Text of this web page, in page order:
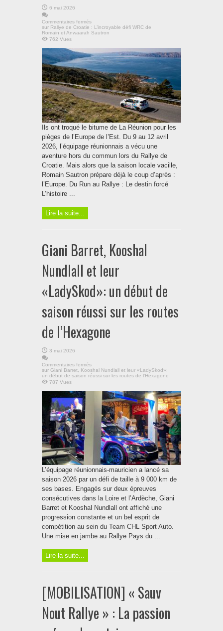
6 mai 2026
Commentaires fermés
sur Rallye de Croatie : L’incroyable défi WRC de
Romain et Anwaarah Sautron
762 Vues
Ils ont troqué le bitume de La Réunion pour les
pièges de l’Europe de l’Est. Du 9 au 12 avril
2026, l’équipage réunionnais a vécu une
aventure hors du commun lors du Rallye de
Croatie. Mais alors que la saison locale vacille,
Romain Sautron prépare déjà le coup d’après :
l’Europe. Du Run au Rallye : Le destin forcé
L’histoire ...
Lire la suite...
Giani Barret, Kooshal
Nundlall et leur
«LadySkod»: un début de
saison réussi sur les routes
de l’Hexagone
3 mai 2026
Commentaires fermés
sur Giani Barret, Kooshal Nundlall et leur «LadySkod»:
un début de saison réussi sur les routes de l’Hexagone
787 Vues
L’équipage réunionnais-mauricien a lancé sa
saison 2026 par un défi de taille à 9 000 km de
ses bases. Engagés sur deux épreuves
consécutives dans la Loire et l’Ardèche, Giani
Barret et Kooshal Nundlall ont affiché une
progression constante et un bel esprit de
compétition au sein du Team CHL Sport Auto.
Une mise en jambe au Rallye Pays du ...
Lire la suite...
[MOBILISATION] « Sauv
Nout Rallye » : La passion